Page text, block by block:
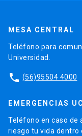
MESA CENTRAL
Teléfono para
Universidad.
phone (56)95504 4000
EMERGENCIAS UC
Teléfono en caso de
riesgo tu vida dentro